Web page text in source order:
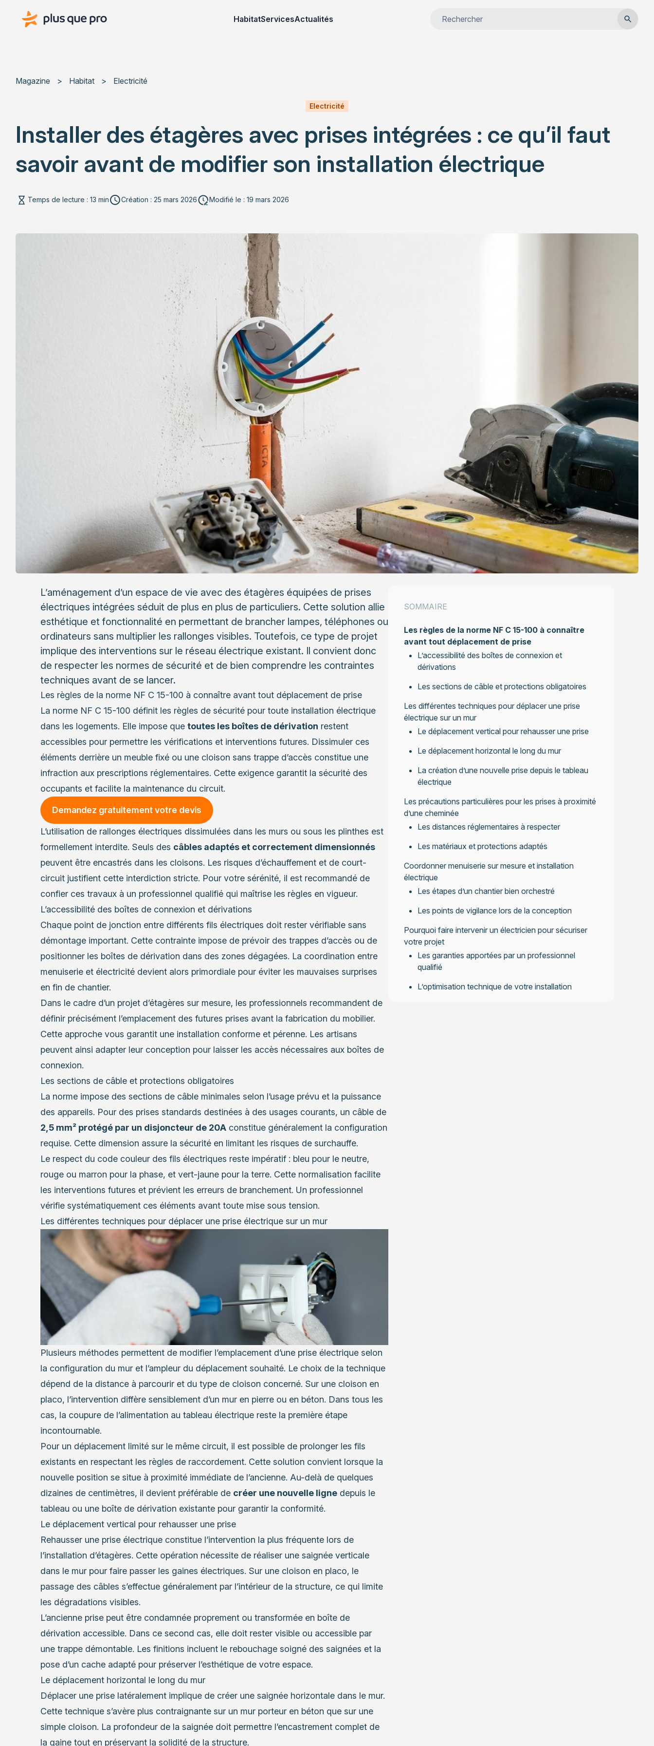
Plus que pro Mag'
HabitatServicesActualités
Rechercher un article
Magazine > Habitat > Electricité
Electricité
Installer des étagères avec prises intégrées : ce qu’il faut
savoir avant de modifier son installation électrique
Temps de lecture : 13 min Création : 25 mars 2026 Modifié le : 19 mars 2026
L’aménagement d’un espace de vie avec des étagères équipées de prises
électriques intégrées séduit de plus en plus de particuliers. Cette solution allie
esthétique et fonctionnalité en permettant de brancher lampes, téléphones ou
ordinateurs sans multiplier les rallonges visibles. Toutefois, ce type de projet
implique des interventions sur le réseau électrique existant. Il convient donc
de respecter les normes de sécurité et de bien comprendre les contraintes
techniques avant de se lancer.
Les règles de la norme NF C 15-100 à connaître avant tout déplacement de prise
La norme NF C 15-100 définit les règles de sécurité pour toute installation électrique
dans les logements. Elle impose que toutes les boîtes de dérivation restent
accessibles pour permettre les vérifications et interventions futures. Dissimuler ces
éléments derrière un meuble fixé ou une cloison sans trappe d’accès constitue une
infraction aux prescriptions réglementaires. Cette exigence garantit la sécurité des
occupants et facilite la maintenance du circuit.
Demandez gratuitement votre devis
L’utilisation de rallonges électriques dissimulées dans les murs ou sous les plinthes est
formellement interdite. Seuls des câbles adaptés et correctement dimensionnés
peuvent être encastrés dans les cloisons. Les risques d’échauffement et de court-
circuit justifient cette interdiction stricte. Pour votre sérénité, il est recommandé de
confier ces travaux à un professionnel qualifié qui maîtrise les règles en vigueur.
L’accessibilité des boîtes de connexion et dérivations
Chaque point de jonction entre différents fils électriques doit rester vérifiable sans
démontage important. Cette contrainte impose de prévoir des trappes d’accès ou de
positionner les boîtes de dérivation dans des zones dégagées. La coordination entre
menuiserie et électricité devient alors primordiale pour éviter les mauvaises surprises
en fin de chantier.
Dans le cadre d’un projet d’étagères sur mesure, les professionnels recommandent de
définir précisément l’emplacement des futures prises avant la fabrication du mobilier.
Cette approche vous garantit une installation conforme et pérenne. Les artisans
peuvent ainsi adapter leur conception pour laisser les accès nécessaires aux boîtes de
connexion.
Les sections de câble et protections obligatoires
La norme impose des sections de câble minimales selon l’usage prévu et la puissance
des appareils. Pour des prises standards destinées à des usages courants, un câble de
2,5 mm² protégé par un disjoncteur de 20Aconstitue généralement la configuration
requise. Cette dimension assure la sécurité en limitant les risques de surchauffe.
Le respect du code couleur des fils électriques reste impératif : bleu pour le neutre,
rouge ou marron pour la phase, et vert-jaune pour la terre. Cette normalisation facilite
les interventions futures et prévient les erreurs de branchement. Un professionnel
vérifie systématiquement ces éléments avant toute mise sous tension.
Les différentes techniques pour déplacer une prise électrique sur un mur
Plusieurs méthodes permettent de modifier l’emplacement d’une prise électrique selon
la configuration du mur et l’ampleur du déplacement souhaité. Le choix de la technique
dépend de la distance à parcourir et du type de cloison concerné. Sur une cloison en
placo, l’intervention diffère sensiblement d’un mur en pierre ou en béton. Dans tous les
cas, la coupure de l’alimentation au tableau électrique reste la première étape
incontournable.
Pour un déplacement limité sur le même circuit, il est possible de prolonger les fils
existants en respectant les règles de raccordement. Cette solution convient lorsque la
nouvelle position se situe à proximité immédiate de l’ancienne. Au-delà de quelques
dizaines de centimètres, il devient préférable de créer une nouvelle lignedepuis le
tableau ou une boîte de dérivation existante pour garantir la conformité.
Le déplacement vertical pour rehausser une prise
Rehausser une prise électrique constitue l’intervention la plus fréquente lors de
l’installation d’étagères. Cette opération nécessite de réaliser une saignée verticale
dans le mur pour faire passer les gaines électriques. Sur une cloison en placo, le
passage des câbles s’effectue généralement par l’intérieur de la structure, ce qui limite
les dégradations visibles.
L’ancienne prise peut être condamnée proprement ou transformée en boîte de
dérivation accessible. Dans ce second cas, elle doit rester visible ou accessible par
une trappe démontable. Les finitions incluent le rebouchage soigné des saignées et la
pose d’un cache adapté pour préserver l’esthétique de votre espace.
Le déplacement horizontal le long du mur
Déplacer une prise latéralement implique de créer une saignée horizontale dans le mur.
Cette technique s’avère plus contraignante sur un mur porteur en béton que sur une
simple cloison. La profondeur de la saignée doit permettre l’encastrement complet de
la gaine tout en préservant la solidité de la structure.
SOMMAIRE
Les règles de la norme NF C 15-100 à connaître
avant tout déplacement de prise
L’accessibilité des boîtes de connexion et
dérivations
Les sections de câble et protections obligatoires
Les différentes techniques pour déplacer une prise
électrique sur un mur
Le déplacement vertical pour rehausser une prise
Le déplacement horizontal le long du mur
La création d’une nouvelle prise depuis le tableau
électrique
Les précautions particulières pour les prises à proximité
d’une cheminée
Les distances réglementaires à respecter
Les matériaux et protections adaptés
Coordonner menuiserie sur mesure et installation
électrique
Les étapes d’un chantier bien orchestré
Les points de vigilance lors de la conception
Pourquoi faire intervenir un électricien pour sécuriser
votre projet
Les garanties apportées par un professionnel
qualifié
L’optimisation technique de votre installation